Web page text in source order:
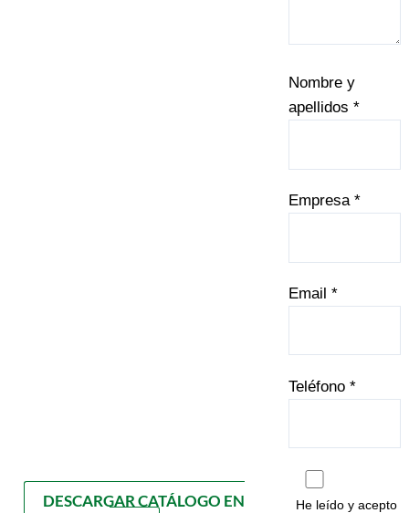
DESCARGAR CATÁLOGO EN
Nombre y
apellidos *
Empresa *
Email *
Teléfono *
He leído y acepto